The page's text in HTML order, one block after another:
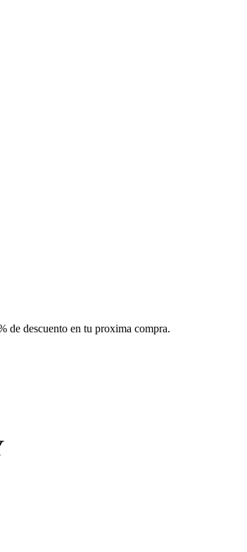
de descuento en tu proxima compra.